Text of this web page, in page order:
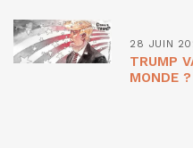
28 JUIN
TRUMP
MONDE ?